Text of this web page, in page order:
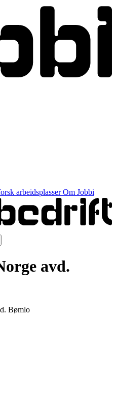
arbeidsplasserOm Jobbi
avd.
Bømlo